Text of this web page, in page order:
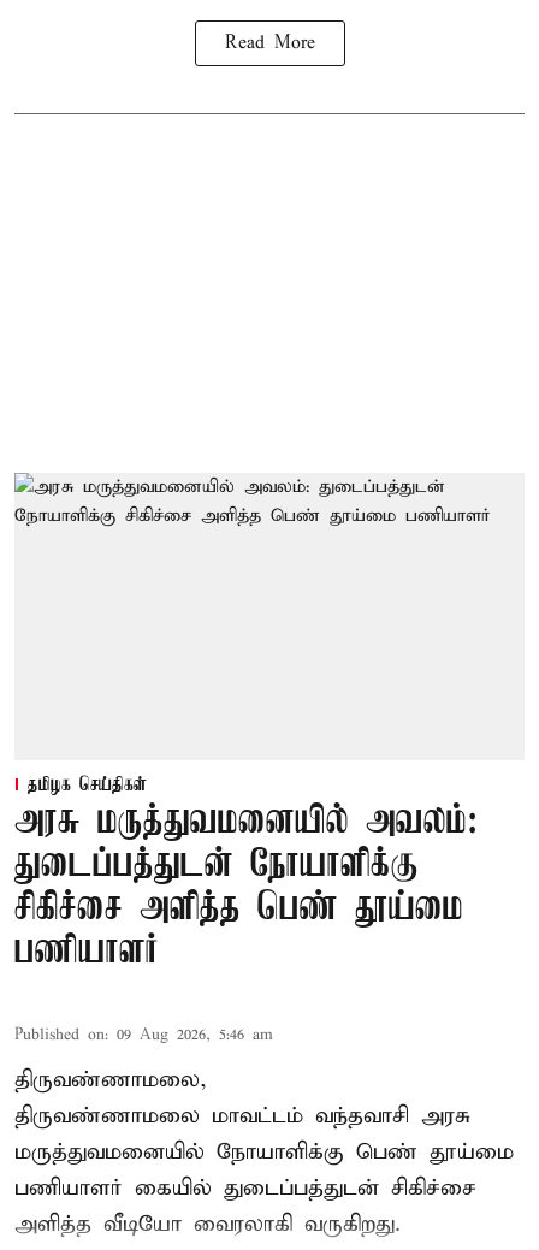
Read More
தமிழக செய்திகள்
அரசு மருத்துவமனையில் அவலம்:
துடைப்பத்துடன் நோயாளிக்கு
சிகிச்சை அளித்த பெண் தூய்மை
பணியாளர்
Published on: 09 Aug 2026, 5:46 am
திருவண்ணாமலை,
திருவண்ணாமலை மாவட்டம் வந்தவாசி அரசு
மருத்துவமனையில் நோயாளிக்கு பெண் தூய்மை
பணியாளர் கையில் துடைப்பத்துடன் சிகிச்சை
அளித்த வீடியோ வைரலாகி வருகிறது.